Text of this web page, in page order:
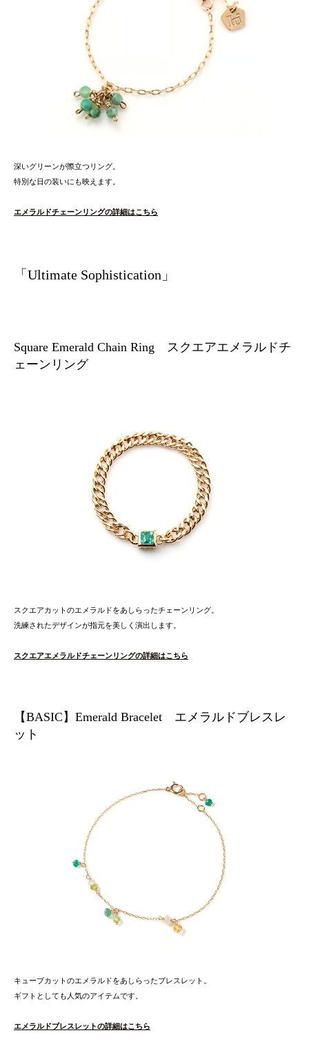
深いグリーンが際立つリング。
特別な日の装いにも映えます。
エメラルドチェーンリングの詳細はこちら
「Ultimate Sophistication」
Square Emerald Chain Ring スクエアエメラルドチ
ェーンリング
スクエアカットのエメラルドをあしらったチェーンリング。
洗練されたデザインが指元を美しく演出します。
スクエアエメラルドチェーンリングの詳細はこちら
【BASIC】Emerald Bracelet エメラルドブレスレ
ット
キューブカットのエメラルドをあしらったブレスレット。
ギフトとしても人気のアイテムです。
エメラルドブレスレットの詳細はこちら